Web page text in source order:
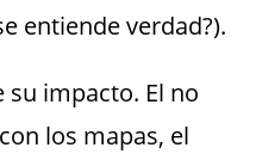
entiende verdad?).
impacto. El no
los mapas, el